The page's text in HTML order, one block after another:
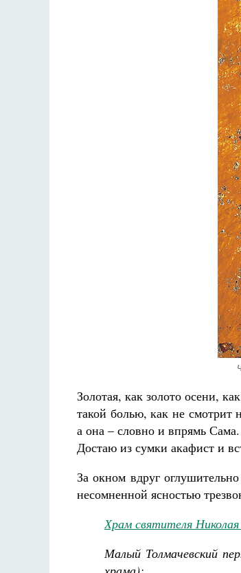
Золотая, как золото осени,
такой болью, как не смотрит
а она – словно и впрямь Сама.
Достаю из сумки акафист и
За окном вдруг
несомненной ясностью
Храм святителя Николая
Малый Толмачевский